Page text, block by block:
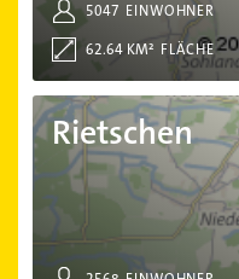
EINWOHNER
5047
FLÄCHE
62.64 KM²
Rietschen
Rietschen